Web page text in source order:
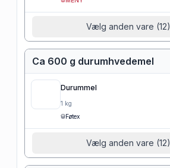
Vælg anden vare (12)
Ca 600 g durumhvedemel
Durummel
1 kg
Føtex
Vælg anden vare (12)